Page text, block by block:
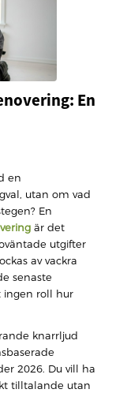
En
en
utan om vad
En
är det
utgifter
av vackra
senaste
ingen roll hur
knarrljud
2026. Du vill ha
tilltalande utan